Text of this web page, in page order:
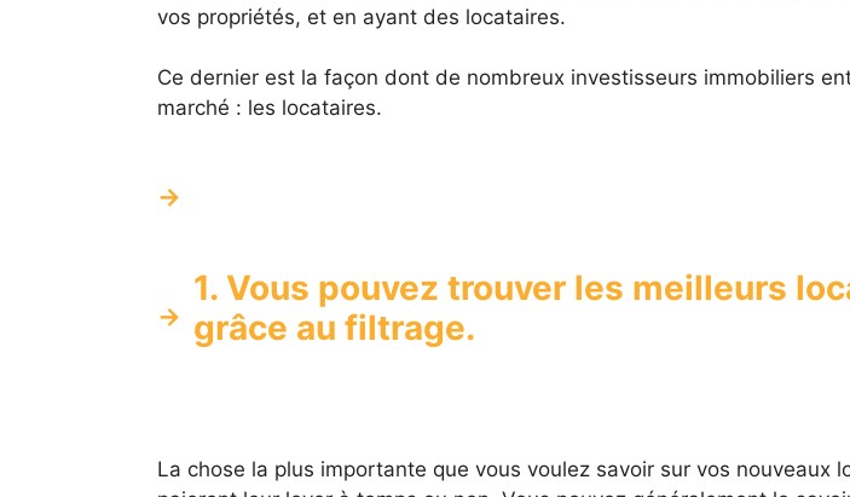
vos propriétés, et en ayant des locataires.
Ce dernier est la façon dont de nombreux investisseurs immobiliers
marché : les locataires.
1. Vous pouvez trouver les meilleurs
grâce au filtrage.
La chose la plus importante que vous voulez savoir sur vos nouveaux